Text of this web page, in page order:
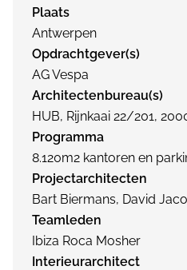
Plaats
Antwerpen
Opdrachtgever(s)
AG Vespa
Architectenbureau(s)
HUB, Rijnkaai 22/201,
Programma
8.120m2 kantoren en
Projectarchitecten
Bart Biermans, David
Teamleden
Ibiza Roca Mosher
Interieurarchitect